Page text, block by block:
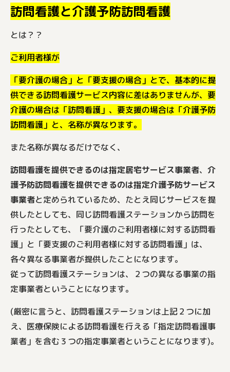
訪問看護と介護予防訪問看護
とは？？
ご利用者様が
「要介護の場合」と「要支援の場合」とで、基本的に提
供できる訪問看護サービス内容に差はありませんが、要
介護の場合は「訪問看護」、要支援の場合は「介護予防
訪問看護」と、名称が異なります。
また名称が異なるだけでなく、
訪問看護を提供できるのは指定居宅サービス事業者、 介
護予防訪問看護を提供できるのは指定介護予防サービス
事業者と定められているため、たとえ同じサービスを提
供したとしても、同じ訪問看護ステーションから訪問を
行ったとしても、「要介護のご利用者様に対する訪問看
護」と「要支援のご利用者様に対する訪問看護」は、
各々異なる事業者が提供したことになります。
従って訪問看護ステーションは、２つの異なる事業の指
定事業者ということになります。
(厳密に言うと、訪問看護ステーションは上記２つに加
え、医療保険による訪問看護を行える「指定訪問看護事
業者」を含む３つの指定事業者ということになります)。